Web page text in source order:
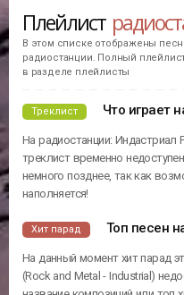
Плейлист
В этом списке отображены
радиостанции. Полный
в разделе плейлисты
Треклист Что играет
На радиостанции: Индастриал
треклист временно
немного позднее, так как
наполняется!
Хит парад Топ песен
На данный момент хит парад
(Rock and Metal - Industrial)